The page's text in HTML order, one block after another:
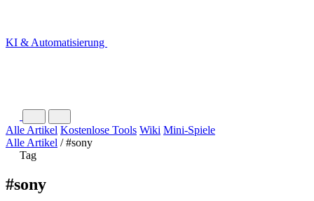
KI & Automatisierung
Alle Artikel Kostenlose Tools Wiki Mini-Spiele
Alle Artikel / #sony
Tag
#sony